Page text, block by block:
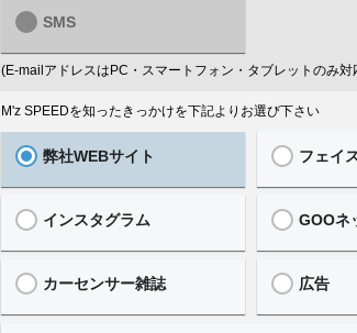
SMS
(E-mailアドレスはPC・スマートフォン・タブレットのみ対
M'z SPEEDを知ったきっかけを下記よりお選び下さい
弊社WEBサイト フェイ
インスタグラム GOOネ
カーセンサー雑誌 広告